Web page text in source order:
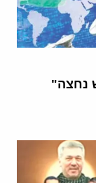
נחצה"